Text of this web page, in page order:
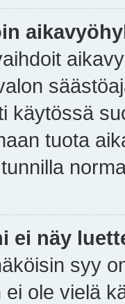
käytössä
tuota
ei näy
syy
ei ole vielä